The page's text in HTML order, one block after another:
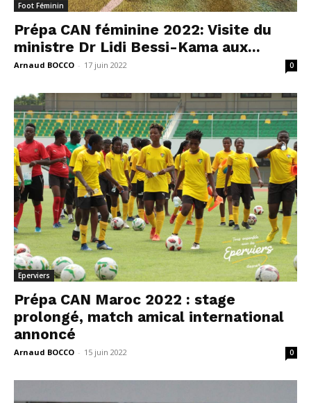
Foot Féminin
Prépa CAN féminine 2022: Visite du
ministre Dr Lidi Bessi-Kama aux...
Arnaud BOCCO - 17 juin 2022 0
Eperviers
Prépa CAN Maroc 2022 : stage
prolongé, match amical international
annoncé
Arnaud BOCCO - 15 juin 2022 0